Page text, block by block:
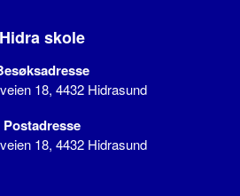
Hidra skole
18, 4432 Hidrasund
Postadresse
18, 4432 Hidrasund